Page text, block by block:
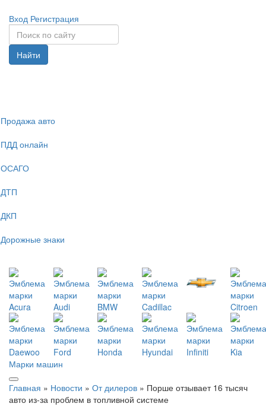
Вход Регистрация
Найти
Продажа авто
ПДД онлайн
ОСАГО
ДТП
ДКП
Дорожные знаки
Марки машин
Главная » Новости » От дилеров » Порше отзывает 16 тысяч
авто из-за проблем в топливной системе